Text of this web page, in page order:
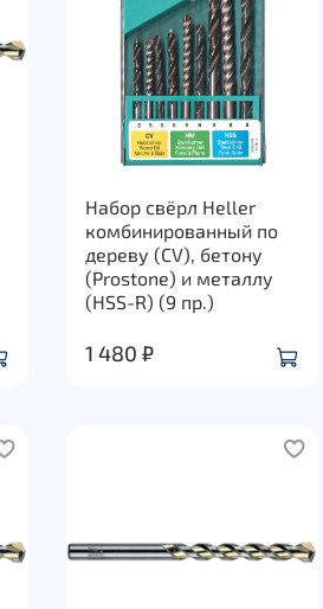
Набор свёрл Heller
комбинированный по
дереву (CV), бетону
(Prostone) и металлу
(HSS-R) (9 пр.)
1 480 ₽